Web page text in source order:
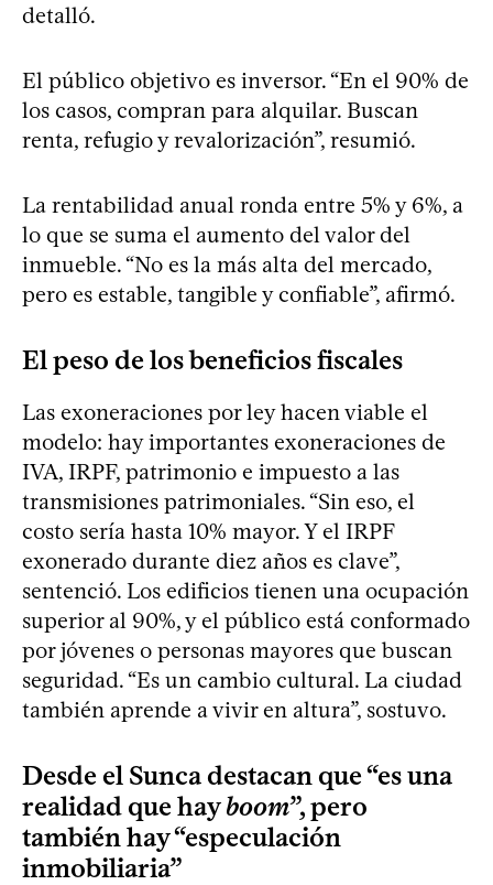
detalló.
El público objetivo es inversor. “En el 90% de
los casos, compran para alquilar. Buscan
renta, refugio y revalorización”, resumió.
La rentabilidad anual ronda entre 5% y 6%, a
lo que se suma el aumento del valor del
inmueble. “No es la más alta del mercado,
pero es estable, tangible y confiable”, afirmó.
El peso de los beneficios fiscales
Las exoneraciones por ley hacen viable el
modelo: hay importantes exoneraciones de
IVA, IRPF, patrimonio e impuesto a las
transmisiones patrimoniales. “Sin eso, el
costo sería hasta 10% mayor. Y el IRPF
exonerado durante diez años es clave”,
sentenció. Los edificios tienen una ocupación
superior al 90%, y el público está conformado
por jóvenes o personas mayores que buscan
seguridad. “Es un cambio cultural. La ciudad
también aprende a vivir en altura”, sostuvo.
Desde el Sunca destacan que “es una
realidad que hayboom”, pero
también hay “especulación
inmobiliaria”